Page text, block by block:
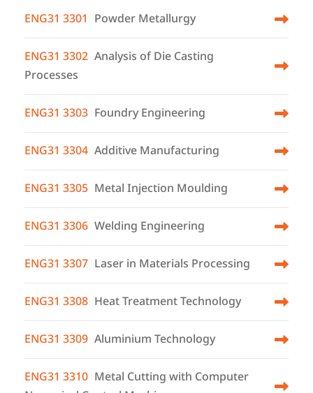
ENG31 3301 Powder Metallurgy
ENG31 3302 Analysis of Die Casting
Processes
ENG31 3303 Foundry Engineering
ENG31 3304 Additive Manufacturing
ENG31 3305 Metal Injection Moulding
ENG31 3306 Welding Engineering
ENG31 3307 Laser in Materials Processing
ENG31 3308 Heat Treatment Technology
ENG31 3309 Aluminium Technology
ENG31 3310 Metal Cutting with Computer